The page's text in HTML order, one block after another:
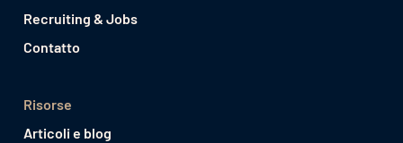
Recruiting & Jobs
Contatto
Risorse
Articoli e blog